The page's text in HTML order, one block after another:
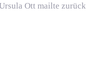
Ott mailte